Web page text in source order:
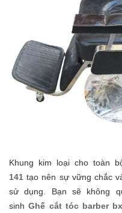
Khung kim loại cho toàn
141 tạo nên sự vững chắc
sử dụng. Bạn sẽ không
sinhGhế cắt tóc barber